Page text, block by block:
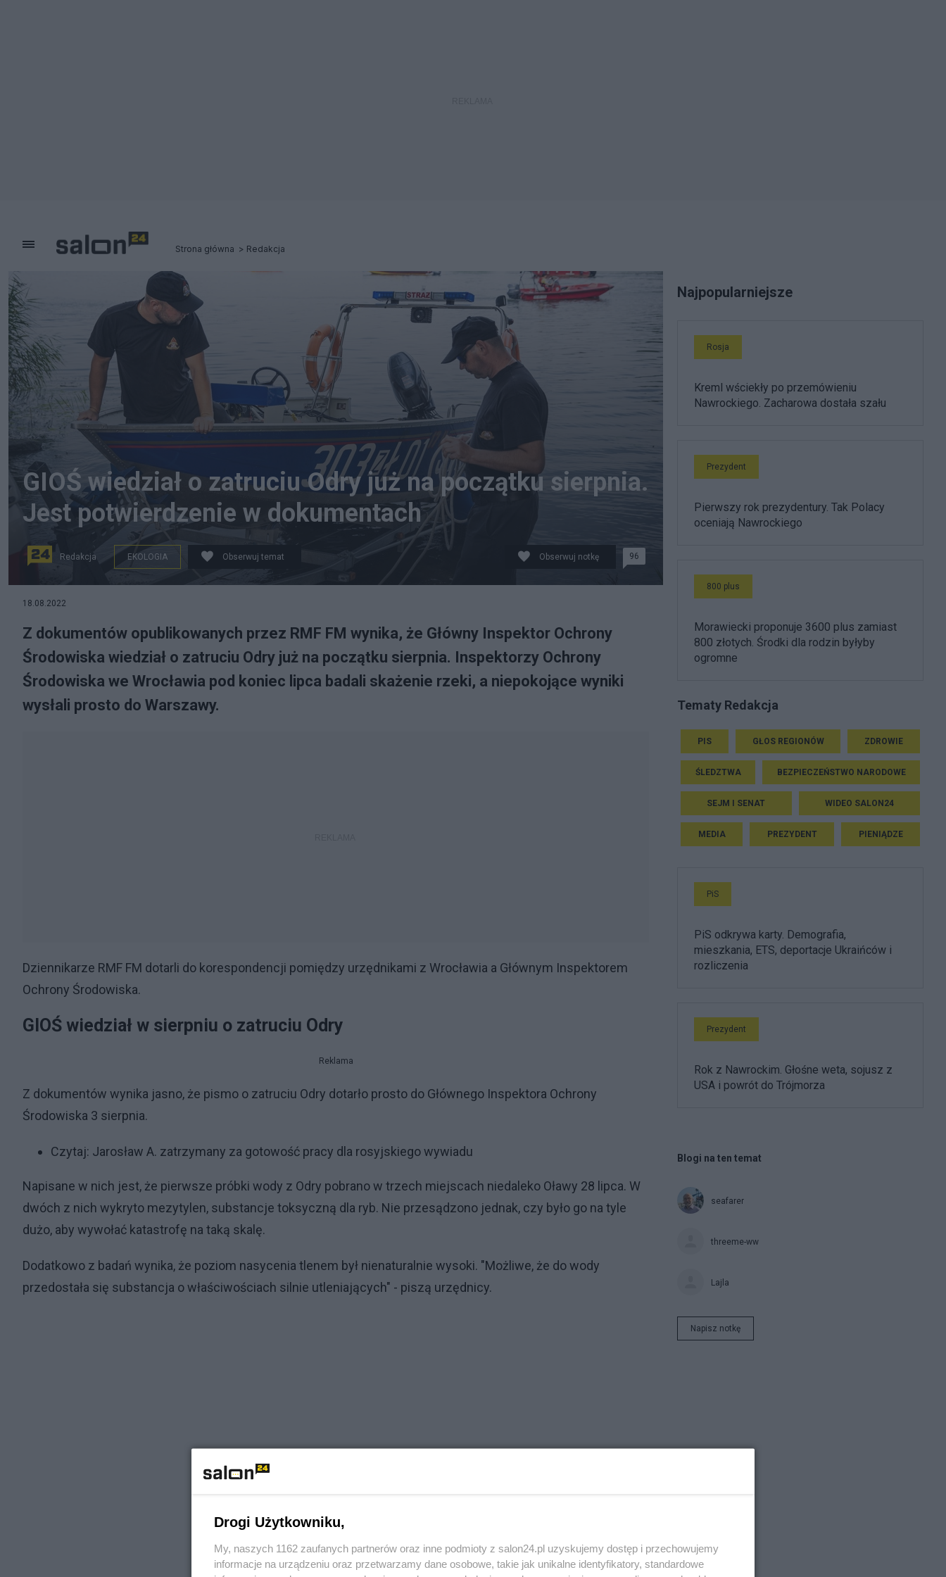
Strona główna Redakcja
Muszyński
GIOŚ wiedział o zatruciu Odry już na początku sierpnia.
Jest potwierdzenie w dokumentach
Redakcja EKOLOGIA Obserwuj temat Obserwuj notkę 96
18.08.2022
Z dokumentów opublikowanych przez RMF FM wynika, że Główny Inspektor Ochrony
Środowiska wiedział o zatruciu Odry już na początku sierpnia. Inspektorzy Ochrony
Środowiska we Wrocławia pod koniec lipca badali skażenie rzeki, a niepokojące wyniki
wysłali prosto do Warszawy.
Dziennikarze RMF FM dotarli do korespondencji pomiędzy urzędnikami z Wrocławia a Głównym Inspektorem
Ochrony Środowiska.
GIOŚ wiedział w sierpniu o zatruciu Odry
Reklama
Z dokumentów wynika jasno, że pismo o zatruciu Odry dotarło prosto do Głównego Inspektora Ochrony
Środowiska 3 sierpnia.
Czytaj: Jarosław A. zatrzymany za gotowość pracy dla rosyjskiego wywiadu
Napisane w nich jest, że pierwsze próbki wody z Odry pobrano w trzech miejscach niedaleko Oławy 28 lipca. W
dwóch z nich wykryto mezytylen, substancje toksyczną dla ryb. Nie przesądzono jednak, czy było go na tyle
dużo, aby wywołać katastrofę na taką skalę.
Dodatkowo z badań wynika, że poziom nasycenia tlenem był nienaturalnie wysoki. "Możliwe, że do wody
przedostała się substancja o właściwościach silnie utleniających" - piszą urzędnicy.
Najpopularniejsze
Rosja
Kreml wściekły po przemówieniu
Nawrockiego. Zacharowa dostała szału
Prezydent
Pierwszy rok prezydentury. Tak Polacy
oceniają Nawrockiego
800 plus
Morawiecki proponuje 3600 plus zamiast
800 złotych. Środki dla rodzin byłyby
ogromne
Tematy Redakcja
PIS GŁOS REGIONÓW ZDROWIE
ŚLEDZTWA BEZPIECZEŃSTWO NARODOWE
SEJM I SENAT WIDEO SALON24
MEDIA PREZYDENT PIENIĄDZE
PiS
PiS odkrywa karty. Demografia,
mieszkania, ETS, deportacje Ukraińców i
rozliczenia
Prezydent
Rok z Nawrockim. Głośne weta, sojusz z
USA i powrót do Trójmorza
Blogi na ten temat
seafarer
threeme-ww
Lajla
Napisz notkę
Drogi Użytkowniku,
My, naszych 1162 zaufanych partnerów oraz inne podmioty z salon24.pl uzyskujemy dostęp i przechowujemy
informacje na urządzeniu oraz przetwarzamy dane osobowe, takie jak unikalne identyfikatory, standardowe